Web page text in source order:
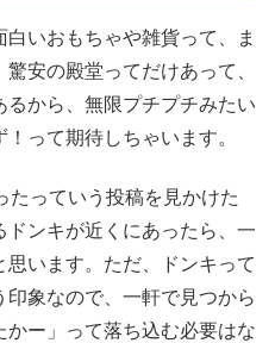
いおもちゃや雑貨って、ま
安の殿堂ってだけあって、
から、無限プチプチみたい
って期待しちゃいます。
たっていう投稿を見かけた
ンキが近くにあったら、一
います。ただ、ドンキって
象なので、一軒で見つから
ー」って落ち込む必要はな